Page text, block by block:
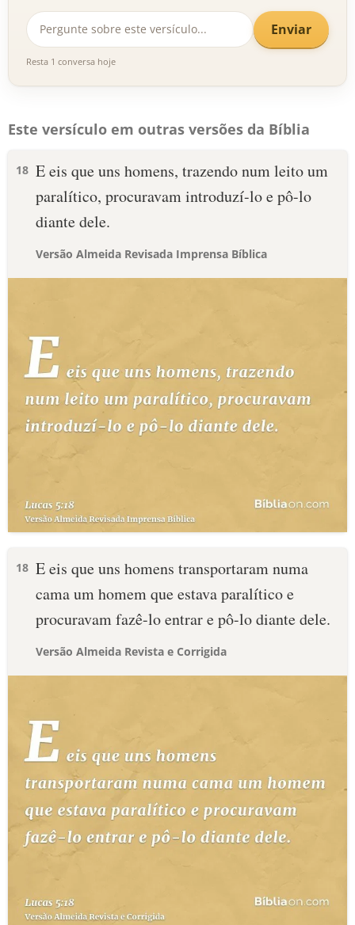
Enviar
Resta 1 conversa hoje
Este versículo em outras versões da Bíblia
18 E eis que uns homens, trazendo num leito um
paralítico, procuravam introduzí-lo e pô-lo
diante dele.
Versão Almeida Revisada Imprensa Bíblica
18 E eis que uns homens transportaram numa
cama um homem que estava paralítico e
procuravam fazê-lo entrar e pô-lo diante dele.
Versão Almeida Revista e Corrigida